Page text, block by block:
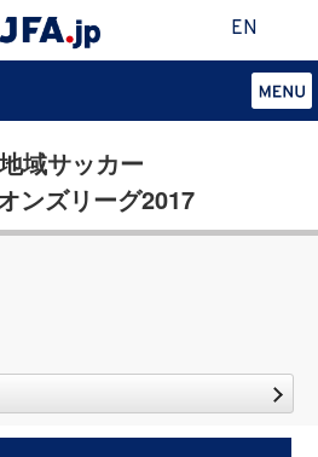
EN
域サッカー
ンズリーグ2017